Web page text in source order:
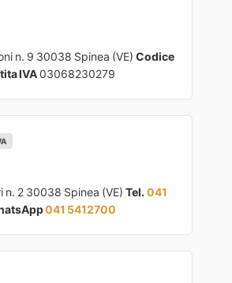
n. 9 30038 Spinea (VE) Codice
IVA03068230279
n. 2 30038 Spinea (VE) Tel. 041
041 5412700